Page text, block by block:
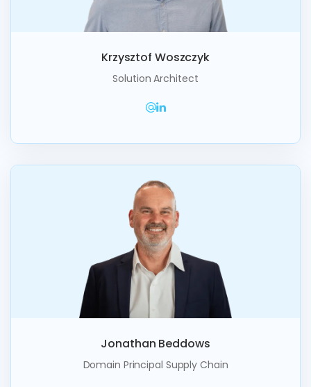
Krzysztof Woszczyk
Solution Architect
Jonathan Beddows
Domain Principal Supply Chain